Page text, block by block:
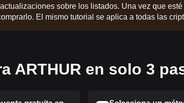
sobre los listados. Una vez que
El mismo tutorial se aplica a todas las
ARTHUR en solo 3